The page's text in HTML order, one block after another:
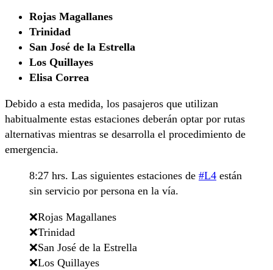
Rojas Magallanes
Trinidad
San José de la Estrella
Los Quillayes
Elisa Correa
Debido a esta medida, los pasajeros que utilizan
habitualmente estas estaciones deberán optar por rutas
alternativas mientras se desarrolla el procedimiento de
emergencia.
8:27 hrs. Las siguientes estaciones de #L4 están
sin servicio por persona en la vía.
❌Rojas Magallanes
❌Trinidad
❌San José de la Estrella
❌Los Quillayes